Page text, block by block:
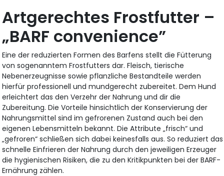
Artgerechtes Frostfutter –
„BARF convenience”
Eine der reduzierten Formen des Barfens stellt die Fütterung
von sogenanntem Frostfutters dar. Fleisch, tierische
Nebenerzeugnisse sowie pflanzliche Bestandteile werden
hierfür professionell und mundgerecht zubereitet. Dem Hund
erleichtert das den Verzehr der Nahrung und dir die
Zubereitung. Die Vorteile hinsichtlich der Konservierung der
Nahrungsmittel sind im gefrorenen Zustand auch bei den
eigenen Lebensmitteln bekannt. Die Attribute „frisch“ und
„gefroren“ schließen sich dabei keinesfalls aus. So reduziert das
schnelle Einfrieren der Nahrung durch den jeweiligen Erzeuger
die hygienischen Risiken, die zu den Kritikpunkten bei der BARF-
Ernährung zählen.